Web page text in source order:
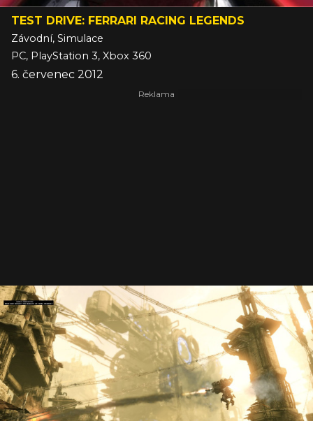
TEST DRIVE: FERRARI RACING LEGENDS
Závodní, Simulace
PC, PlayStation 3, Xbox 360
6. červenec 2012